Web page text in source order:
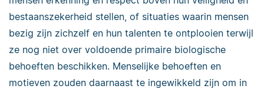
bestaanszekerheid stellen, of situaties waarin mensen
bezig zijn zichzelf en hun talenten te ontplooien terwijl
ze nog niet over voldoende primaire biologische
behoeften beschikken. Menselijke behoeften en
motieven zouden daarnaast te ingewikkeld zijn om in